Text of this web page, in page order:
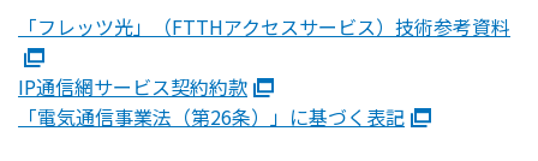
「フレッツ光」（FTTHアクセスサービス）技術参考資料
IP通信網サービス契約約款
「電気通信事業法（第26条）」に基づく表記